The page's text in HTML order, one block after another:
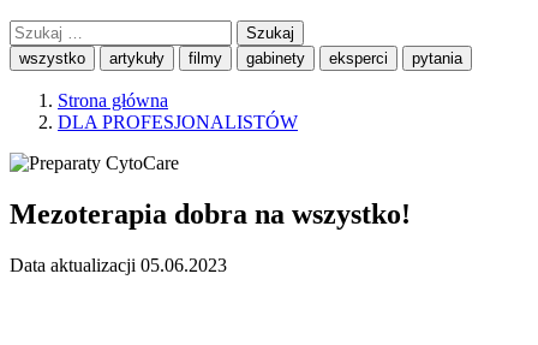
Szukaj:
wszystko artykuły filmy gabinety eksperci pytania
Strona główna
DLA PROFESJONALISTÓW
Mezoterapia dobra na wszystko!
Data aktualizacji 05.06.2023